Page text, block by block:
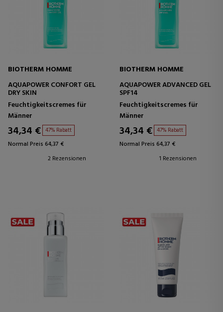
BIOTHERM HOMME
AQUAPOWER CONFORT GEL
DRY SKIN
Feuchtigkeitscremes für
Männer
34,34 € 47% Rabatt
Normal Preis 64,37 €
2 Rezensionen
BIOTHERM HOMME
AQUAPOWER ADVANCED GEL
SPF14
Feuchtigkeitscremes für
Männer
34,34 € 47% Rabatt
Normal Preis 64,37 €
1 Rezensionen